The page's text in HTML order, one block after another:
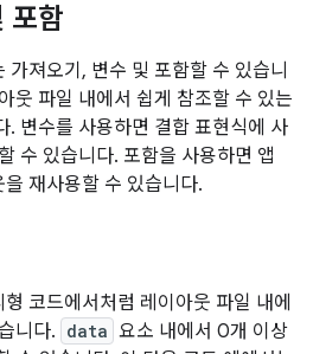
포함
가져오기, 변수 및 포함할 수 있습니
웃 파일 내에서 쉽게 참조할 수 있는
. 변수를 사용하면 결합 표현식에 사
수 있습니다. 포함을 사용하면 앱
재사용할 수 있습니다.
코드에서처럼 레이아웃 파일 내에
니다. data 요소 내에서 0개 이상